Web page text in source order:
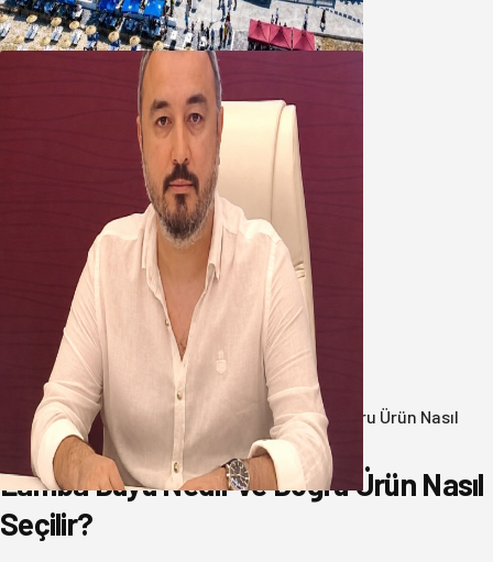
08 Ağustos 2026
Oğuzbeyi’nden Balıkesirspor
yönetimine cevap : Herkes kendine
yakışanı yapar, buluttan nem
kapmayın!
07 Ağustos 2026
Anasayfa/ Teknoloji
Lamba Duyu Nedir ve Doğru Ürün Nasıl
Seçilir?
Lamba Duyu Nedir ve Doğru Ürün Nasıl
Seçilir?